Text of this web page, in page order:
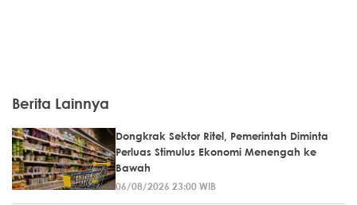
Berita Lainnya
Dongkrak Sektor Ritel, Pemerintah Diminta
Perluas Stimulus Ekonomi Menengah ke
Bawah
06/08/2026 23:00 WIB